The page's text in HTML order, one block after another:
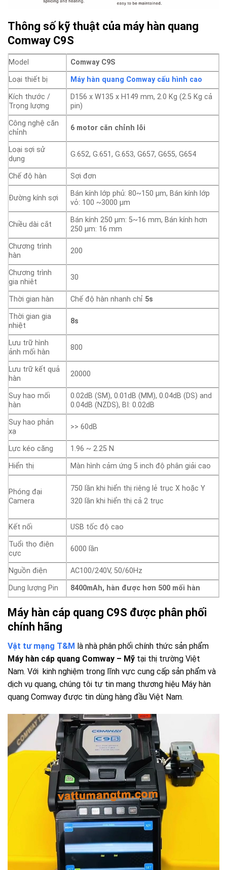
Thông số kỹ thuật của máy hàn quang
Comway C9S
Model
Comway C9S
Loại thiết bị
Máy hàn quang Comway cấu hình cao
Kích thước /
Trọng lượng
D156 x W135 x H149 mm, 2.0 Kg (2.5 Kg cả
pin)
Công nghệ căn
chỉnh
6 motor căn chỉnh lõi
Loại sợi sử
dụng
G.652, G.651, G.653, G657, G655, G654
Chế độ hàn Sợi đơn
Đường kính sợi
Bán kính lớp phủ: 80~150 µm, Bán kính lớp
vỏ: 100 ~3000 µm
Chiều dài cắt
Bán kính 250 µm: 5~16 mm, Bán kính hơn
250 µm: 16 mm
Chương trình
hàn
200
Chương trình
gia nhiêt
30
Thời gian hàn Chế độ hàn nhanh chỉ 5s
Thời gian gia
nhiệt
8s
Lưu trữ hình
ảnh mối hàn
800
Lưu trữ kết quả
hàn
20000
Suy hao mối
hàn
0.02dB (SM), 0.01dB (MM), 0.04dB (DS) and
0.04dB (NZDS), BI: 0.02dB
Suy hao phản
xạ
>> 60dB
Lực kéo căng
1.96 ~ 2.25 N
Hiển thị
Màn hình cảm ứng 5 inch độ phân giải cao
Phóng đại
Camera
750 lần khi hiển thị riêng lẻ trục X hoặc Y
320 lần khi hiển thị cả 2 trục
Kết nối
USB tốc độ cao
Tuổi thọ điện
cực
6000 lần
Nguồn điện
AC100/240V, 50/60Hz
Dung lượng Pin
8400mAh, hàn được hơn 500 mối hàn
Máy hàn cáp quang C9S được phân phối
chính hãng
Vật tư mạng T&M là nhà phân phối chính thức sản phẩm
Máy hàn cáp quang Comway – Mỹ tại thị trường Việt
Nam. Với kinh nghiệm trong lĩnh vực cung cấp sản phẩm và
dịch vụ quang, chúng tôi tự tin mang thương hiệu Máy hàn
quang Comway được tin dùng hàng đầu Việt Nam.